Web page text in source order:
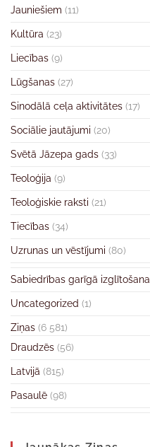
Jauniešiem (11)
Kultūra (23)
Liecības (9)
Lūgšanas (27)
Sinodālā ceļa aktivitātes (17)
Sociālie jautājumi (20)
Svētā Jāzepa gads (33)
Teoloģija (9)
Teoloģiskie raksti (21)
Tiecības (34)
Uzrunas un vēstījumi (80)
Sabiedrības garīgā izglītošana
Uncategorized (1)
Ziņas (6 581)
Draudzēs (56)
Latvijā (815)
Pasaulē (98)